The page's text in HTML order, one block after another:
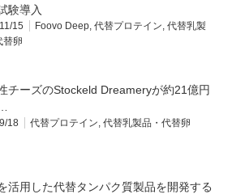
験導入
15 Foovo Deep 代替プロテイン 代替乳製
替卵
チーズのStockeld Dreameryが約21億円
18 代替プロテイン 代替乳製品・代替卵
活用した代替タンパク質製品を開発する